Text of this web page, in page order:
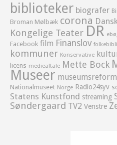
biblioteker biografer
Broman Mølbæk corona
Kongelige Teater DR
Facebook film Finanslov
kommuner Konservative
licens medieaftale Mette Bock
Museer museumsreform
Nationalmuseet Norge Radio24syv
Statens Kunstfond streaming
Søndergaard TV2 Venstre